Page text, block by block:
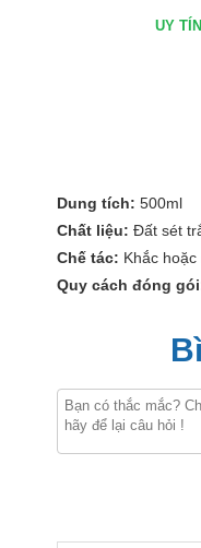
UY TÍN
Dung tích: 500ml
Chất liệu: Đất sét
Chế tác: Khắc
Quy cách đóng